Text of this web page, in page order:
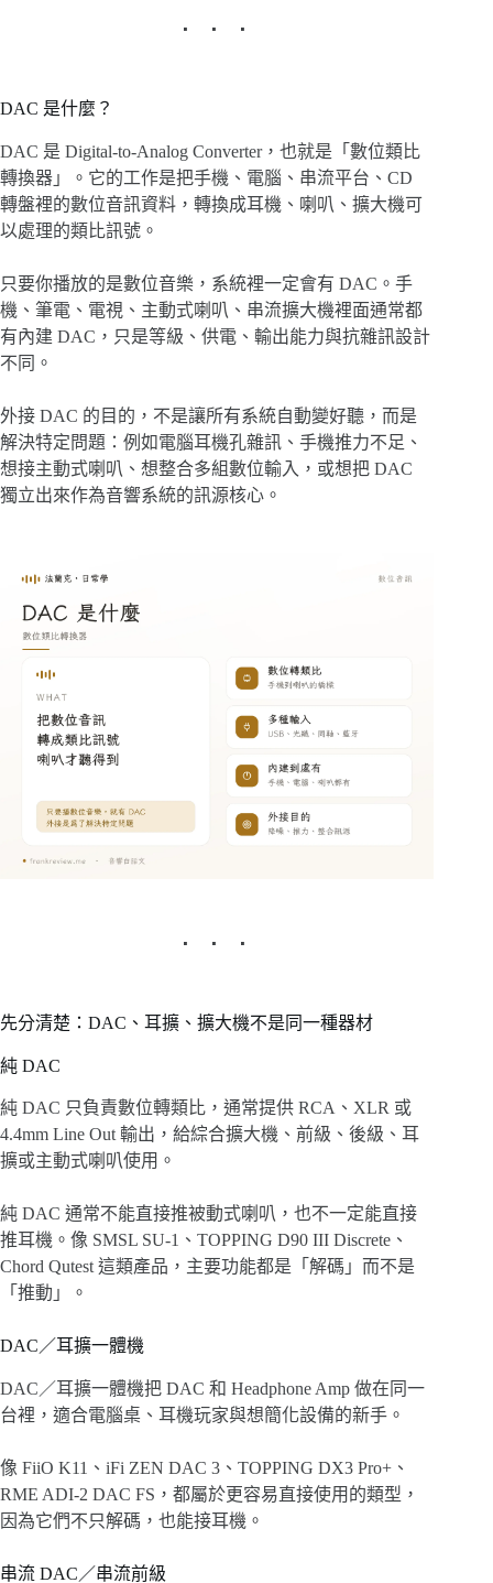
DAC 是什麼？
DAC 是 Digital-to-Analog Converter，也就是「數位類比
轉換器」。它的工作是把手機、電腦、串流平台、CD
轉盤裡的數位音訊資料，轉換成耳機、喇叭、擴大機可
以處理的類比訊號。
只要你播放的是數位音樂，系統裡一定會有 DAC。手
機、筆電、電視、主動式喇叭、串流擴大機裡面通常都
有內建 DAC，只是等級、供電、輸出能力與抗雜訊設計
不同。
外接 DAC 的目的，不是讓所有系統自動變好聽，而是
解決特定問題：例如電腦耳機孔雜訊、手機推力不足、
想接主動式喇叭、想整合多組數位輸入，或想把 DAC
獨立出來作為音響系統的訊源核心。
先分清楚：DAC、耳擴、擴大機不是同一種器材
純 DAC
純 DAC 只負責數位轉類比，通常提供 RCA、XLR 或
4.4mm Line Out 輸出，給綜合擴大機、前級、後級、耳
擴或主動式喇叭使用。
純 DAC 通常不能直接推被動式喇叭，也不一定能直接
推耳機。像 SMSL SU-1、TOPPING D90 III Discrete、
Chord Qutest 這類產品，主要功能都是「解碼」而不是
「推動」。
DAC／耳擴一體機
DAC／耳擴一體機把 DAC 和 Headphone Amp 做在同一
台裡，適合電腦桌、耳機玩家與想簡化設備的新手。
像 FiiO K11、iFi ZEN DAC 3、TOPPING DX3 Pro+、
RME ADI-2 DAC FS，都屬於更容易直接使用的類型，
因為它們不只解碼，也能接耳機。
串流 DAC／串流前級